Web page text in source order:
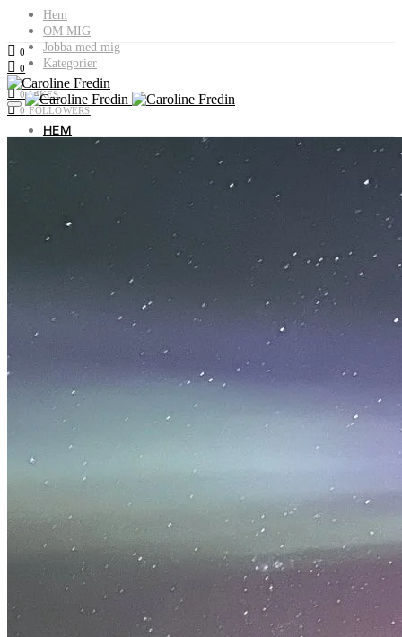
Hem
OM MIG
Jobba med mig
Kategorier
0 LIKES
0 FOLLOWERS
0
0
HEM
KATEGORIER
Livet i Vemdalen
Profiler & historia
Utflyktstips
Samarbeten & uppdrag
Recept utan gluten & socker
Plocka i naturen
Livets landsbygd